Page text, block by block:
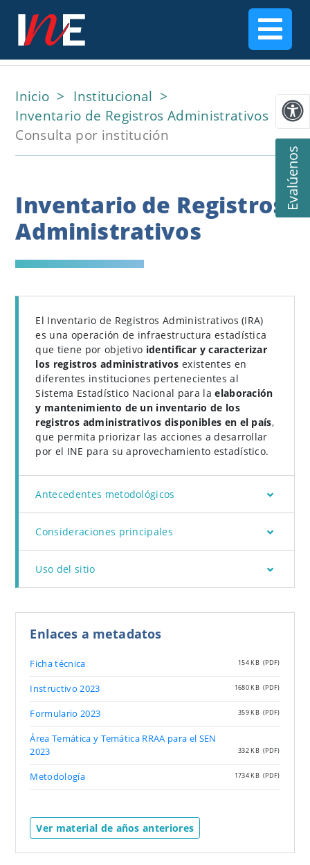
Evalúenos
Inicio
Institucional
Inventario de Registros Administrativos
Consulta por institución
Inventario de Registros
Administrativos
El Inventario de Registros Administrativos (IRA)
es una operación de infraestructura estadística
que tiene por objetivo identificar y caracterizar
los registros administrativos existentes en
diferentes instituciones pertenecientes al
Sistema Estadístico Nacional para laelaboración
y mantenimiento de un inventario de los
registros administrativos disponibles en el país,
que permita priorizar las acciones a desarrollar
por el INE para su aprovechamiento estadístico.
Antecedentes metodológicos
Consideraciones principales
Uso del sitio
Enlaces a metadatos
Ficha técnica (PDF)
154 KB
Instructivo 2023 (PDF)
1680 KB
Formulario 2023 (PDF)
359 KB
Área Temática y Temática RRAA para el SEN
2023
(PDF)
332 KB
Metodología (PDF)
1734 KB
Ver material de años anteriores